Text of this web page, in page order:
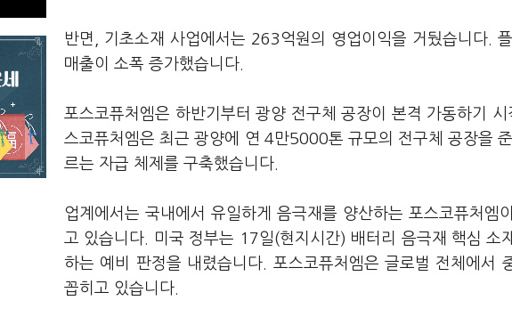
반면, 기초소재 사업에서는 263억원의 영업이익을 거뒀습니다.
매출이 소폭 증가했습니다.
포스코퓨처엠은 하반기부터 광양 전구체 공장이 본격 가동하기
스코퓨처엠은 최근 광양에 연 4만5000톤 규모의 전구체 공장을
르는 자급 체제를 구축했습니다.
업계에서는 국내에서 유일하게 음극재를 양산하는 포스코퓨처엠
고 있습니다. 미국 정부는 17일(현지시간) 배터리 음극재 핵심
하는 예비 판정을 내렸습니다. 포스코퓨처엠은 글로벌 전체에서
꼽히고 있습니다.